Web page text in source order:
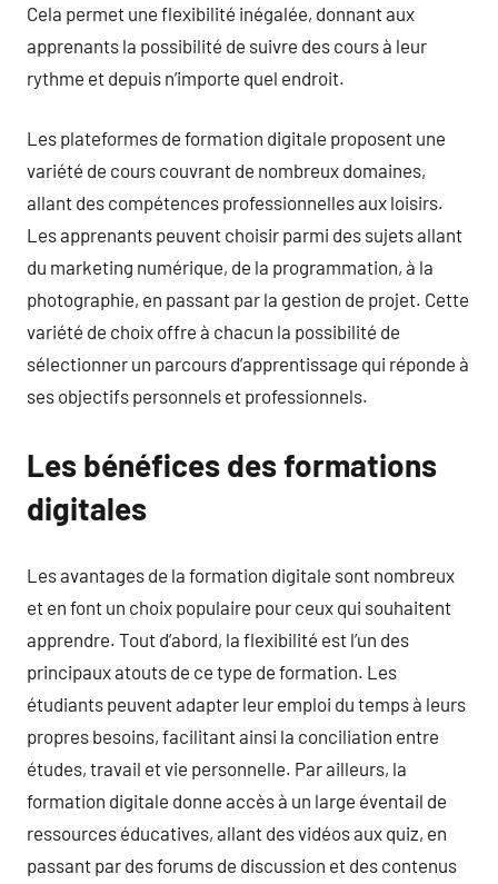
Cela permet une flexibilité inégalée, donnant aux
apprenants la possibilité de suivre des cours à leur
rythme et depuis n’importe quel endroit.
Les plateformes de formation digitale proposent une
variété de cours couvrant de nombreux domaines,
allant des compétences professionnelles aux loisirs.
Les apprenants peuvent choisir parmi des sujets allant
du marketing numérique, de la programmation, à la
photographie, en passant par la gestion de projet. Cette
variété de choix offre à chacun la possibilité de
sélectionner un parcours d’apprentissage qui réponde à
ses objectifs personnels et professionnels.
Les bénéfices des formations
digitales
Les avantages de la formation digitale sont nombreux
et en font un choix populaire pour ceux qui souhaitent
apprendre. Tout d’abord, la flexibilité est l’un des
principaux atouts de ce type de formation. Les
étudiants peuvent adapter leur emploi du temps à leurs
propres besoins, facilitant ainsi la conciliation entre
études, travail et vie personnelle. Par ailleurs, la
formation digitale donne accès à un large éventail de
ressources éducatives, allant des vidéos aux quiz, en
passant par des forums de discussion et des contenus